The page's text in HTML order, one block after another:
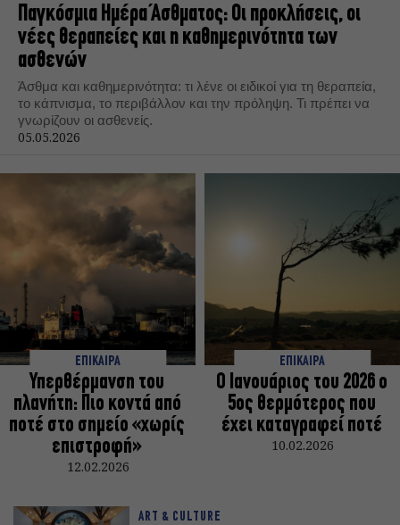
Παγκόσμια Ημέρα Άσθματος: Οι προκλήσεις, οι
νέες θεραπείες και η καθημερινότητα των
ασθενών
Άσθμα και καθημερινότητα: τι λένε οι ειδικοί για τη θεραπεία,
το κάπνισμα, το περιβάλλον και την πρόληψη. Τι πρέπει να
γνωρίζουν οι ασθενείς.
05.05.2026
ΕΠΙΚΑΙΡΑ
Υπερθέρμανση του
πλανήτη: Πιο κοντά από
ποτέ στο σημείο «χωρίς
επιστροφή»
12.02.2026
ΕΠΙΚΑΙΡΑ
Ο Ιανουάριος του 2026 ο
5ος θερμότερος που
έχει καταγραφεί ποτέ
10.02.2026
ART & CULTURE